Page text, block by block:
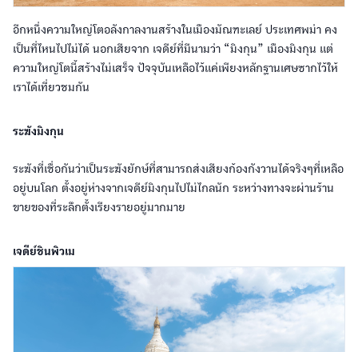
อีกหนึ่งความใหญ่โตอลังกาลงานสร้างในเมืองมัณฑะเลย์ ประเทศพม่า คง
เป็นที่ไหนไปไม่ได้ นอกเสียจาก เจดีย์ที่มีนามว่า “มิงกุน” เมืองมิงกุน แต่
ความใหญ่โตนี้สร้างไม่เสร็จ ปัจจุบันเหลือไว้แค่เพียงหลักฐานเศษซากไว้ให้
เราได้เที่ยวชมกัน
ระฆังมิงกุน
ระฆังที่เชื่อกันว่าเป็นระฆังยักษ์ที่สามารถส่งเสียงก้องกังวานได้จริงๆที่เหลือ
อยู่บนโลก ตั้งอยู่ห่างจากเจดีย์มิงกุนไปไม่ไกลนัก ระหว่างทางจะผ่านร้าน
ขายของที่ระลึกตั้งเรียงรายอยู่มากมาย
เจดีย์ชินพิวเม